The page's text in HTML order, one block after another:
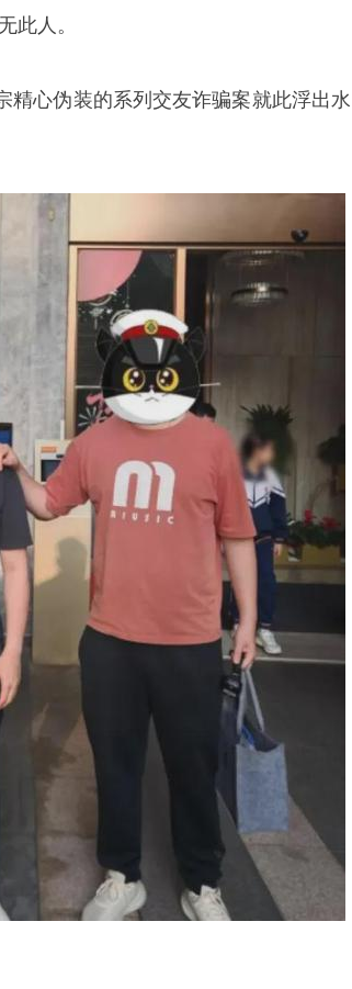
此人。
精心伪装的系列交友诈骗案就此浮出水